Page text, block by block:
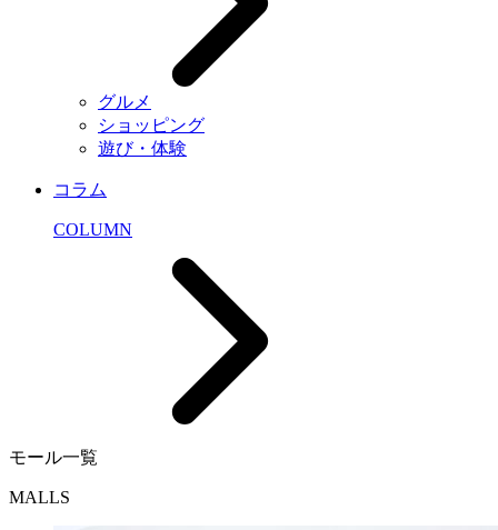
グルメ
ショッピング
遊び・体験
コラム
COLUMN
モール一覧
MALLS